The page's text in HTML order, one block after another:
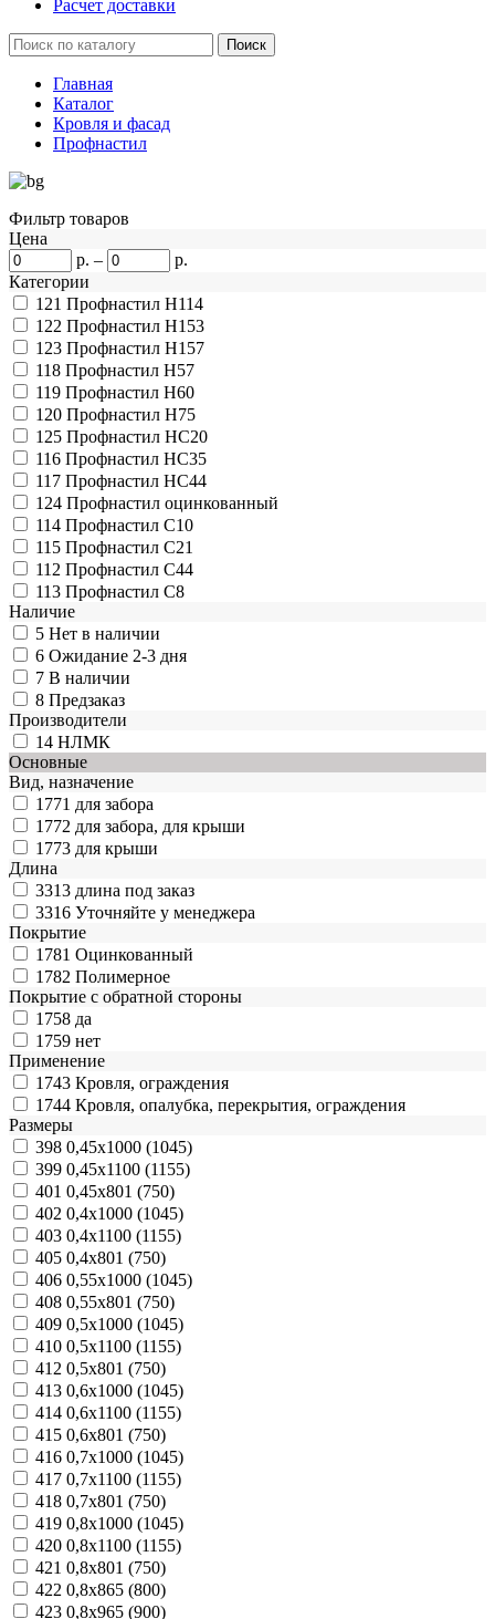
Расчет доставки
Главная
Каталог
Кровля и фасад
Профнастил
Фильтр товаров
Цена
р. –
р.
Категории
121 Профнастил Н114
122 Профнастил Н153
123 Профнастил Н157
118 Профнастил Н57
119 Профнастил Н60
120 Профнастил Н75
125 Профнастил НС20
116 Профнастил НС35
117 Профнастил НС44
124 Профнастил оцинкованный
114 Профнастил С10
115 Профнастил С21
112 Профнастил С44
113 Профнастил С8
Наличие
5 Нет в наличии
6 Ожидание 2-3 дня
7 В наличии
8 Предзаказ
Производители
14 НЛМК
Основные
Вид, назначение
1771 для забора
1772 для забора, для крыши
1773 для крыши
Длина
3313 длина под заказ
3316 Уточняйте у менеджера
Покрытие
1781 Оцинкованный
1782 Полимерное
Покрытие с обратной стороны
1758 да
1759 нет
Применение
1743 Кровля, ограждения
1744 Кровля, опалубка, перекрытия, ограждения
Размеры
398 0,45х1000 (1045)
399 0,45х1100 (1155)
401 0,45х801 (750)
402 0,4х1000 (1045)
403 0,4х1100 (1155)
405 0,4х801 (750)
406 0,55х1000 (1045)
408 0,55х801 (750)
409 0,5х1000 (1045)
410 0,5х1100 (1155)
412 0,5х801 (750)
413 0,6х1000 (1045)
414 0,6х1100 (1155)
415 0,6х801 (750)
416 0,7х1000 (1045)
417 0,7х1100 (1155)
418 0,7х801 (750)
419 0,8х1000 (1045)
420 0,8х1100 (1155)
421 0,8х801 (750)
422 0,8х865 (800)
423 0,8х965 (900)